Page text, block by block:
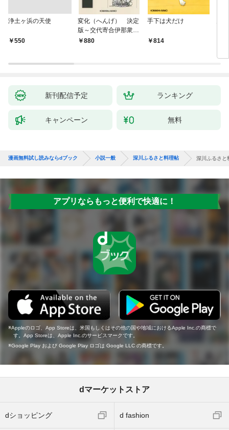
浄土ヶ浜の天使
￥550
変化（へんげ） 決定
版～交代寄合伊那衆異
聞（1）～
880
手下は犬だけ
814
新刊配信予定 ランキング
キャンペーン 無料
漫画無料試し読みならdブック 小説一般 深川ふるさと料理帖 深川ふるさ
アプリならもっと便利で快適に！
Appleのロゴ、App Storeは、米国もしくはその他の国や地域におけるApple Inc.の商標で
す。App Storeは、Apple Inc.のサービスマークです。
Google Play および Google Play ロゴは Google LLC の商標です。
dマーケットストア
dショッピング d fashion